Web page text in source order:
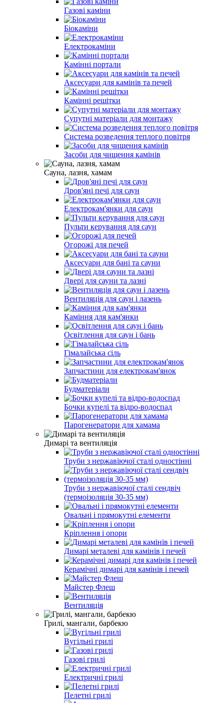
Газові каміни
Біокаміни
Електрокаміни
Камінні портали
Аксесуари для камінів та печей
Камінні решітки
Супутні матеріали для монтажу
Система розведення теплого повітря
Засоби для чищення камінів
Сауна, лазня, хамам
Дров'яні печі для саун
Електрокам'янки для саун
Пульти керування для саун
Огорожі для печей
Аксесуари для бані та сауни
Двері для сауни та лазні
Вентиляція для саун і лазень
Каміння для кам'янки
Освітлення для саун і бань
Гімалайська сіль
Запчастини для електрокам'янок
Будматеріали
Бочки купелі та відро-водоспад
Парогенератори для хамама
Димарі та вентиляція
Труби з нержавіючої сталі одностінні
Труби з нержавіючої сталі сендвіч
(термоізоляція 30-35 мм)
Овальні і прямокутні елементи
Кріплення і опори
Димарі металеві для камінів і печей
Керамічні димарі для камінів і печей
Майстер Флеш
Вентиляція
Грилі, мангали, барбекю
Вугільні грилі
Газові грилі
Електричні грилі
Пелетні грилі